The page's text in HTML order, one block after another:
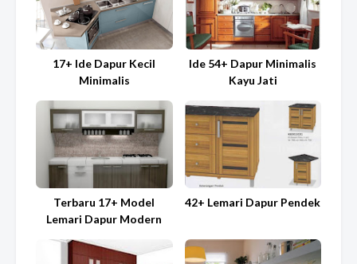
17+ Ide Dapur Kecil
Minimalis
Ide 54+ Dapur Minimalis
Kayu Jati
Terbaru 17+ Model
Lemari Dapur Modern
42+ Lemari Dapur Pendek